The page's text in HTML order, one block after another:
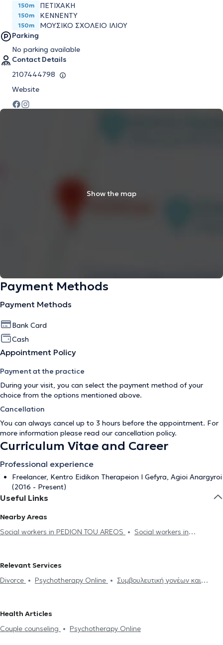
150m ΠΕΤΙΧΑΚΗ
150m ΚΕΝΝΕΝΤΥ
150m
ΜΟΥΣΙΚΟ ΣΧΟΛΕΙΟ ΙΛΙΟΥ
Parking
No parking available
Contact Details
2107444798
Website
Show the map
Payment Methods
Payment Methods
Bank Card
Cash
Appointment Policy
Payment at the practice
During your visit, you can select the payment method of your
choice from the options mentioned above.
Cancellation
You can always cancel up to 3 hours before the appointment. For
more information please read our cancellation policy.
Curriculum Vitae and Career
Professional experience
Freelancer, Kentro Eidikon Therapeion I Gefyra, Agioi Anargyroi
(2016 - Present)
Useful Links
Nearby Areas
Social workers in PEDION TOU AREOS
Social workers in
Social workers in PETRALONA
Social workers in KESARIANI
Social workers in KALLITHEA
Social
Relevant Services
Divorce
Psychotherapy Online
Συμβουλευτική γονέων και
counseling
Psycotherapy LGBTQ
Health Articles
Couple counseling
Psychotherapy Online